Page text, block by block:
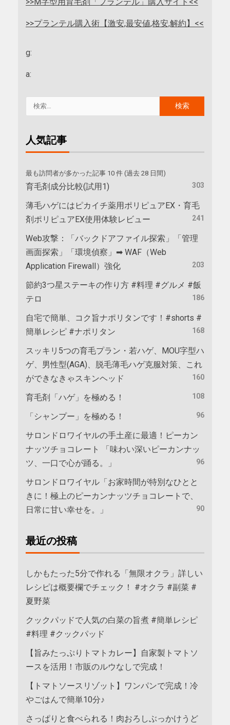
>>プランテル購入術【激安,最安値,格安,解約】<<
g:
a:
人気記事
最も訪問者が多かった記事 10 件 (過去 28 日間)
育毛剤成分比較(試用1) 303
薄毛ハゲにはピカイチ薬用ポリピュアEX・育毛
剤ポリピュアEX使用体験レビュー
241
Web攻撃：「バックドアファイル探索」「管理
画面探索」「環境偵察」➡ WAF（Web
Application Firewall）強化
203
節約3つ星ステーキの作り方 #料理 #グルメ #飯
テロ
186
自宅で簡単、コク旨ナポリタンです！#shorts #
簡単レシピ #ナポリタン
168
スッキリ5つの育毛プラン・若ハゲ、MOU字型ハ
ゲ、男性型(AGA)、脱毛薄毛ハゲ克服対策、これ
ができなきゃスキンヘッド
160
育毛剤「ハゲ」を極める！ 108
「シャンプー」を極める！ 96
サロンドロワイヤルの手土産に最適！ピーカン
ナッツチョコレート 「味わい深いピーカンナッ
ツ、一口で心が踊る。」
96
サロンドロワイヤル「お家時間が特別なひとと
きに！極上のピーカンナッツチョコレートで、
日常に甘い幸せを。」
90
最近の投稿
しかもたった5分で作れる「無限オクラ」詳しい
レシピは概要欄でチェック！ #オクラ #副菜 #
夏野菜
クックパッドで人気の白菜の旨煮 #簡単レシピ
#料理 #クックパッド
【旨みたっぷりトマトカレー】自家製トマトソ
ースを活用！市販のルウなしで完成！
【トマトソースリゾット】ワンパンで完成！冷
やごはんで簡単10分♪
さっぱりと食べられる！肉おろしぶっかけうど